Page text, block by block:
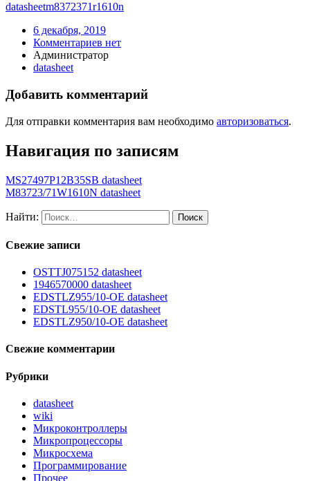
datasheetm8372371r1610n
6 декабря, 2019
Комментариев нет
Администратор
datasheet
Добавить комментарий
Для отправки комментария вам необходимо авторизоваться.
Навигация по записям
MS27497P12B35SB datasheet
M83723/71W1610N datasheet
Найти:
Свежие записи
OSTTJ075152 datasheet
1946570000 datasheet
EDSTLZ955/10-OE datasheet
EDSTL955/10-OE datasheet
EDSTLZ950/10-OE datasheet
Свежие комментарии
Рубрики
datasheet
wiki
Микроконтроллеры
Микропроцессоры
Микросхема
Программирование
Прочее